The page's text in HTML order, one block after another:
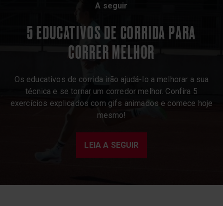
A seguir
5 EDUCATIVOS DE CORRIDA PARA
CORRER MELHOR
Os educativos de corrida irão ajudá-lo a melhorar a sua
técnica e se tornar um corredor melhor. Confira 5
exercícios explicados com gifs animados e comece hoje
mesmo!
LEIA A SEGUIR